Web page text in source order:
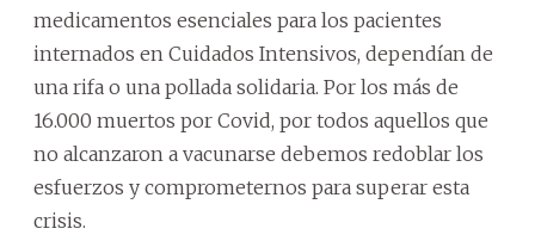
medicamentos esenciales para los pacientes
internados en Cuidados Intensivos, dependían de
una rifa o una pollada solidaria. Por los más de
16.000 muertos por Covid, por todos aquellos que
no alcanzaron a vacunarse debemos redoblar los
esfuerzos y comprometernos para superar esta
crisis.